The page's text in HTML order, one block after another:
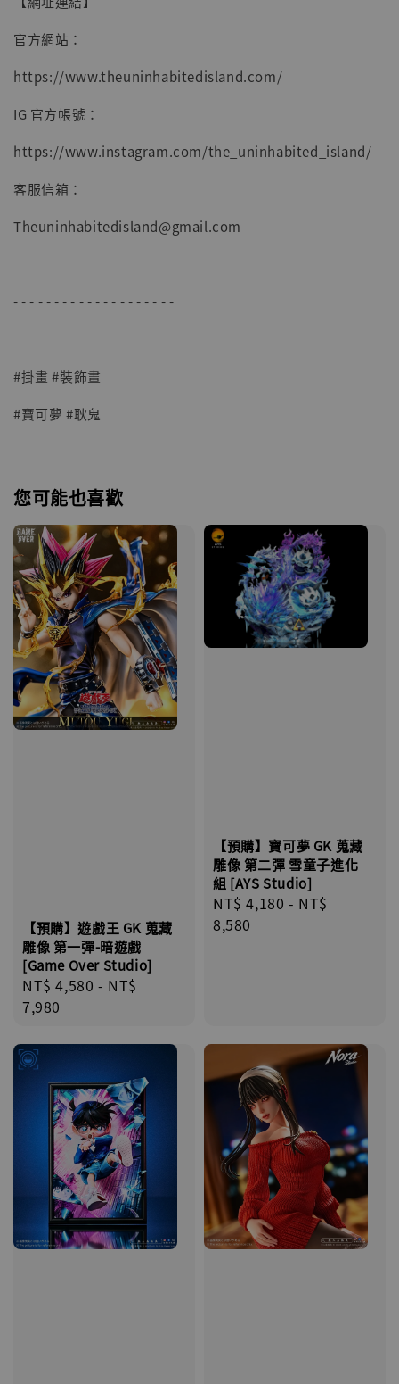
官方網站：
https://www.theuninhabitedisland.com/
IG 官方帳號：
https://www.instagram.com/the_uninhabited_island/
客服信箱：
Theuninhabitedisland@gmail.com
- - - - - - - - - - - - - - - - - - - -
#掛畫 #裝飾畫
#寶可夢 #耿鬼
您可能也喜歡
【預購】遊戲王 GK 蒐藏
雕像 第一彈-暗遊戲
[Game Over Studio]
Regular
price
NT$ 4,580 - NT$
7,980
【預購】寶可夢 GK 蒐藏
雕像 第二彈 雪童子進化
組 [AYS Studio]
Regular
price
NT$ 4,180 - NT$
8,580